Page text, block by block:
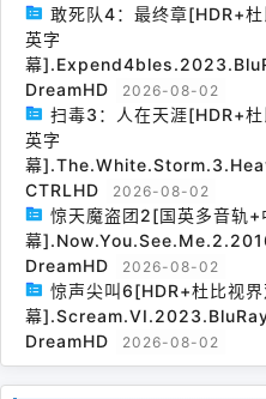
敢死队4：最终章[HDR+
英字
幕
DreamHD
2026-08-02
扫毒3：人在天涯[HDR+
英字
幕
CTRLHD
2026-08-02
惊天魔盗团2[国英多音轨+
幕
DreamHD
2026-08-02
惊声尖叫6[HDR+杜比视
幕
DreamHD
2026-08-02